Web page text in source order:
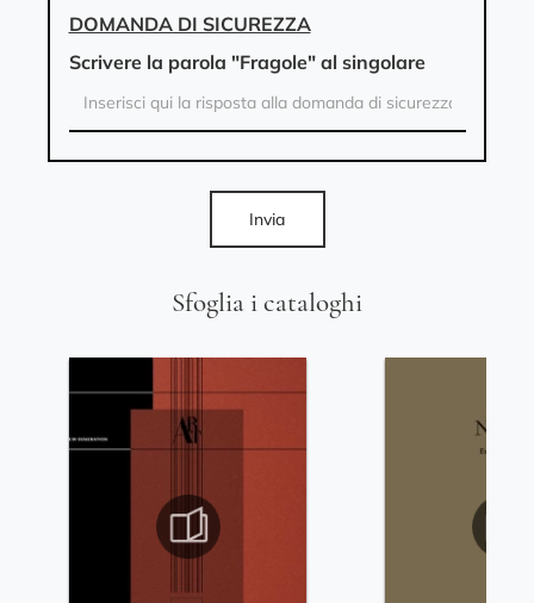
Sfoglia i cataloghi
DOMANDA DI SICUREZZA
Scrivere la parola "Fragole" al singolare
Invia